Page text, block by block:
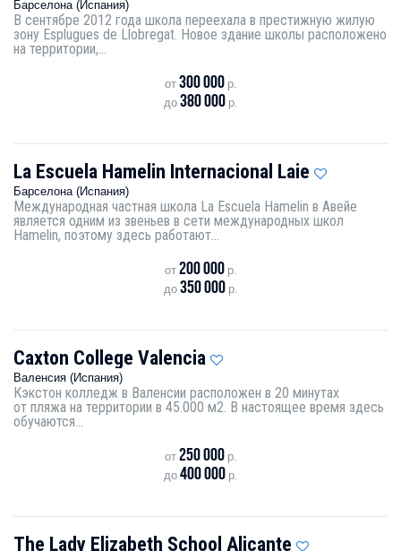
Барселона (Испания)
В сентябре 2012 года школа переехала в престижную жилую
зону Esplugues de Llobregat. Новое здание школы расположено
на территории,...
от300 000 р.
до380 000 р.
La Escuela Hamelin Internacional Laie
Барселона (Испания)
Международная частная школа La Escuela Hamelin в Авейе
является одним из звеньев в сети международных школ
Hamelin, поэтому здесь работают...
от200 000 р.
до350 000 р.
Caxton College Valencia
Валенсия (Испания)
Кэкстон колледж в Валенсии расположен в 20 минутах
от пляжа на территории в 45.000 м2. В настоящее время здесь
обучаются...
от250 000 р.
до400 000 р.
The Lady Elizabeth School Alicante